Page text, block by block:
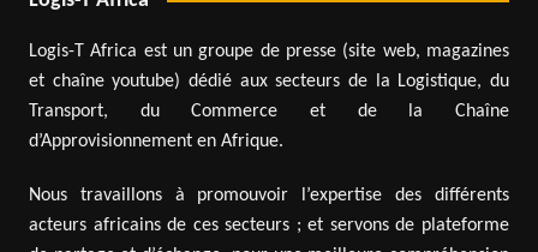
Logis-T Africa est un groupe de presse (site web, magazines
et chaîne youtube) dédié aux secteurs de la Logistique, du
Transport, du Commerce et de la Chaîne
d’Approvisionnement en Afrique.
Nous travaillons à promouvoir l’expertise des différents
acteurs africains de ces secteurs ; et servons de plateforme